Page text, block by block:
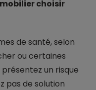
choisir
de santé, selon
ou certaines
un risque
pas de solution